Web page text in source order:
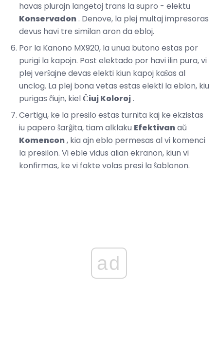
havas plurajn langetoj trans la supro - elektu
Konservadon. Denove, la plej multaj impresoras
devus havi tre similan aron da ebloj.
Por la Kanono MX920, la unua butono estas por
purigi la kapojn. Post elektado por havi ilin pura, vi
plej verŝajne devas elekti kiun kapoj kaŝas al
unclog. La plej bona vetas estas elekti la eblon, kiu
purigas ĉiujn, kielĈiuj Koloroj.
Certigu, ke la presilo estas turnita kaj ke ekzistas
iu papero ŝarĝita, tiam alklaku Efektivanaŭ
Komencon, kia ajn eblo permesas al vi komenci
la presilon. Vi eble vidus alian ekranon, kiun vi
konfirmas, ke vi fakte volas presi la ŝablonon.
ad